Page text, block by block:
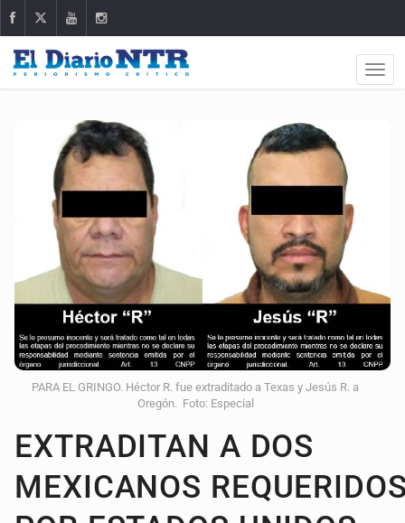
PARA EL GRINGO. Héctor R. fue extraditado a Texas y Jesús R. a
Oregón. Foto: Especial
EXTRADITAN A DOS
MEXICANOS